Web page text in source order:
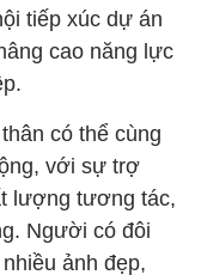
tiếp xúc dự án
cao năng lực
có thể cùng
với sự trợ
lượng tương tác,
Người có đôi
ảnh đẹp,